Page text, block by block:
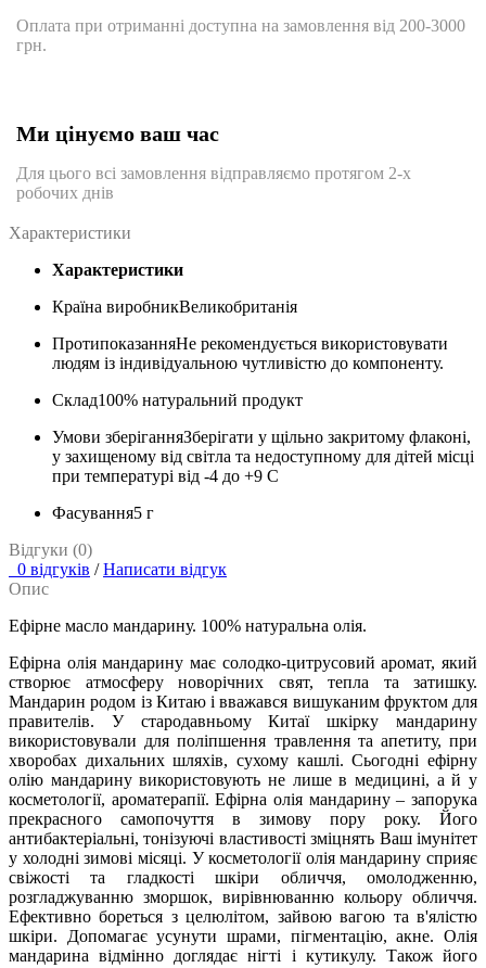
Оплата при отриманні доступна на замовлення від 200-3000
грн.
Ми цінуємо ваш час
Для цього всі замовлення відправляємо протягом 2-х
робочих днів
Характеристики
Характеристики
Країна виробникВеликобританія
ПротипоказанняНе рекомендується використовувати
людям із індивідуальною чутливістю до компоненту.
Склад100% натуральний продукт
Умови зберіганняЗберігати у щільно закритому флаконі,
у захищеному від світла та недоступному для дітей місці
при температурі від -4 до +9 С
Фасування5 г
Відгуки (0)
0 відгуків / Написати відгук
Опис
Ефірне масло мандарину. 100% натуральна олія.
Ефірна олія мандарину має солодко-цитрусовий аромат, який
створює атмосферу новорічних свят, тепла та затишку.
Мандарин родом із Китаю і вважався вишуканим фруктом для
правителів. У стародавньому Китаї шкірку мандарину
використовували для поліпшення травлення та апетиту, при
хворобах дихальних шляхів, сухому кашлі. Сьогодні ефірну
олію мандарину використовують не лише в медицині, а й у
косметології, ароматерапії. Ефірна олія мандарину – запорука
прекрасного самопочуття в зимову пору року. Його
антибактеріальні, тонізуючі властивості зміцнять Ваш імунітет
у холодні зимові місяці. У косметології олія мандарину сприяє
свіжості та гладкості шкіри обличчя, омолодженню,
розгладжуванню зморшок, вирівнюванню кольору обличчя.
Ефективно бореться з целюлітом, зайвою вагою та в'ялістю
шкіри. Допомагає усунути шрами, пігментацію, акне. Олія
мандарина відмінно доглядає нігті і кутикулу. Також його